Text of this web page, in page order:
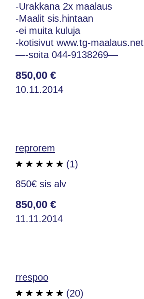
-Urakkana 2x maalaus
-Maalit sis.hintaan
-ei muita kuluja
-kotisivut www.tg-maalaus.net
—-soita 044-9138269—
850,00 €
10.11.2014
reprorem
(1)
850€ sis alv
850,00 €
11.11.2014
rrespoo
(20)